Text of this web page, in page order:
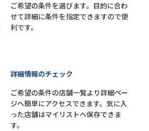
ご希望の条件を選びます。目的に合わ
せて詳細に条件を指定できますので便
利です。
詳細情報のチェック
ご希望の条件の店舗一覧より詳細ペー
ジへ簡単にアクセスできます。気に入
った店舗はマイリストへ保存できま
す。